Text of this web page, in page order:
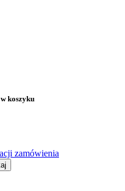
koszyku
zamówienia